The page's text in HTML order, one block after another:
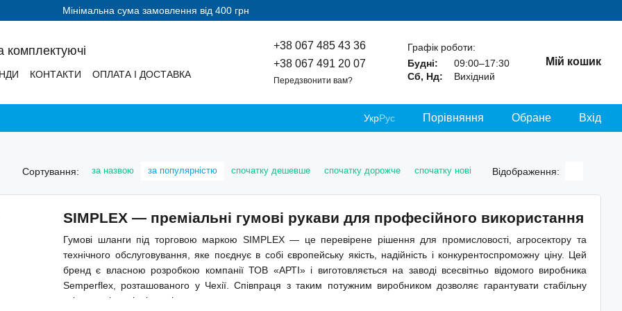
Мінімальна сума замовлення від 400 грн
комплектуючі
КОНТАКТИ
ОПЛАТА І ДОСТАВКА
+38 067 485 43 36
+38 067 491 20 07
Передзвонити вам?
Графік роботи:
Будні:
09:00–17:30
Сб, Нд:
Вихідний
Мій кошик
УкрРус Порівняння Обране Вхід
Сортування: за назвою за популярністю спочатку дешевше спочатку дорожче спочатку нові Відображення:
SIMPLEX — преміальні гумові рукави для професійного використання
Гумові шланги під торговою маркою SIMPLEX — це перевірене рішення для промисловості, агросектору та
технічного обслуговування, яке поєднує в собі європейську якість, надійність і конкурентоспроможну ціну. Цей
бренд є власною розробкою компанії ТОВ «АРТІ» і виготовляється на заводі всесвітньо відомого виробника
Semperflex, розташованого у Чехії. Співпраця з таким потужним виробником дозволяє гарантувати стабільну
якість та відповідність міжнародним стандартам.